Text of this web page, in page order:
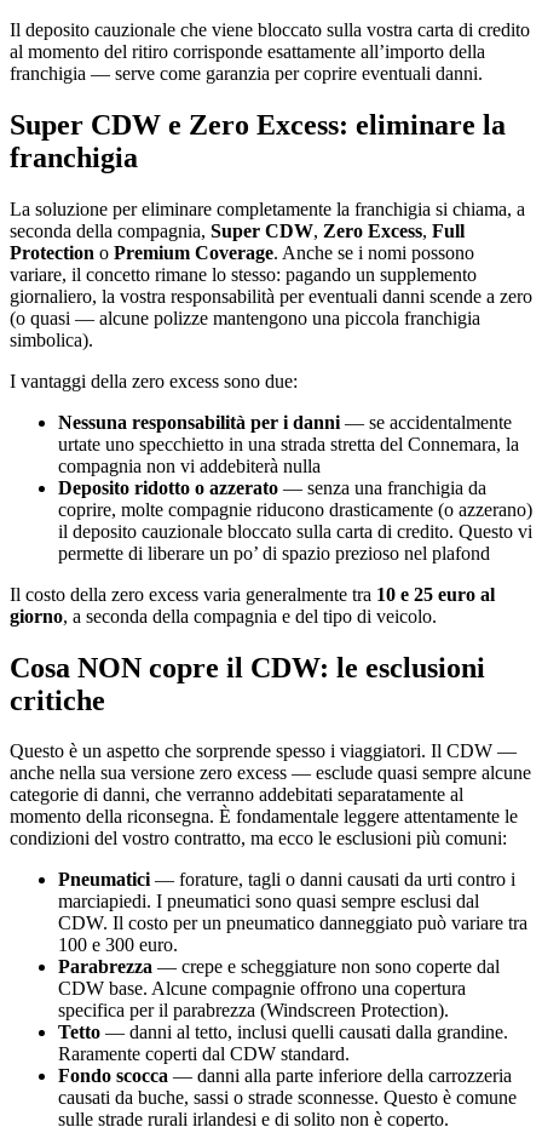
Il deposito cauzionale che viene bloccato sulla vostra carta di credito
al momento del ritiro corrisponde esattamente all’importo della
franchigia — serve come garanzia per coprire eventuali danni.
Super CDW e Zero Excess: eliminare la
franchigia
La soluzione per eliminare completamente la franchigia si chiama, a
seconda della compagnia, Super CDW, Zero Excess, Full
Protection o Premium Coverage. Anche se i nomi possono
variare, il concetto rimane lo stesso: pagando un supplemento
giornaliero, la vostra responsabilità per eventuali danni scende a zero
(o quasi — alcune polizze mantengono una piccola franchigia
simbolica).
I vantaggi della zero excess sono due:
Nessuna responsabilità per i danni — se accidentalmente
urtate uno specchietto in una strada stretta del Connemara, la
compagnia non vi addebiterà nulla
Deposito ridotto o azzerato — senza una franchigia da
coprire, molte compagnie riducono drasticamente (o azzerano)
il deposito cauzionale bloccato sulla carta di credito. Questo vi
permette di liberare un po’ di spazio prezioso nel plafond
Il costo della zero excess varia generalmente tra 10 e 25 euro al
giorno, a seconda della compagnia e del tipo di veicolo.
Cosa NON copre il CDW: le esclusioni
critiche
Questo è un aspetto che sorprende spesso i viaggiatori. Il CDW —
anche nella sua versione zero excess — esclude quasi sempre alcune
categorie di danni, che verranno addebitati separatamente al
momento della riconsegna. È fondamentale leggere attentamente le
condizioni del vostro contratto, ma ecco le esclusioni più comuni:
Pneumatici— forature, tagli o danni causati da urti contro i
marciapiedi. I pneumatici sono quasi sempre esclusi dal
CDW. Il costo per un pneumatico danneggiato può variare tra
100 e 300 euro.
Parabrezza — crepe e scheggiature non sono coperte dal
CDW base. Alcune compagnie offrono una copertura
specifica per il parabrezza (Windscreen Protection).
Tetto — danni al tetto, inclusi quelli causati dalla grandine.
Raramente coperti dal CDW standard.
Fondo scocca — danni alla parte inferiore della carrozzeria
causati da buche, sassi o strade sconnesse. Questo è comune
sulle strade rurali irlandesi e di solito non è coperto.